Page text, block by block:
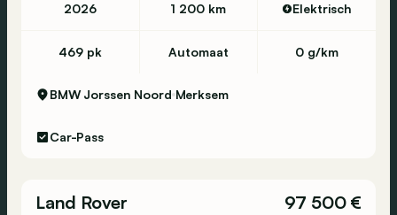
2026 1 200 km Elektrisch
469 pk Automaat 0 g/km
BMW Jorssen Noord Merksem
Car-Pass
Land Rover
97 500 €